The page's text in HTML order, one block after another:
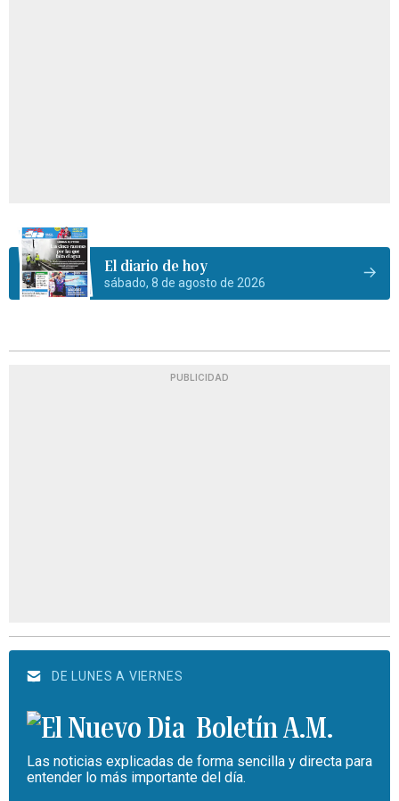
El diario de hoy
sábado, 8 de agosto de 2026
PUBLICIDAD
DE LUNES A VIERNES
Boletín A.M.
Las noticias explicadas de forma sencilla y directa para
entender lo más importante del día.